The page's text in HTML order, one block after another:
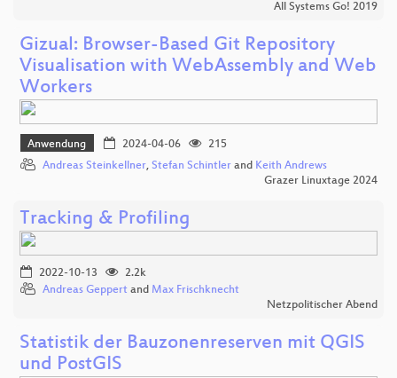
All Systems Go! 2019
Gizual: Browser-Based Git Repository
Visualisation with WebAssembly and Web
Workers
Anwendung 2024-04-06
215
Andreas Steinkellner, Stefan Schintler and Keith Andrews
Grazer Linuxtage 2024
Tracking & Profiling
2022-10-13
2.2k
Andreas Geppert and Max Frischknecht
Netzpolitischer Abend
Statistik der Bauzonenreserven mit QGIS
und PostGIS